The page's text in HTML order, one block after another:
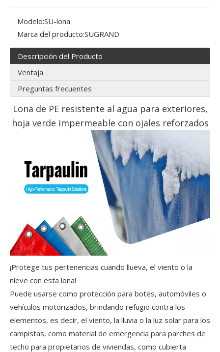
Modelo:SU-lona
Marca del producto:SUGRAND
Descripción del Producto
Ventaja
Preguntas frecuentes
Lona de PE resistente al agua para exteriores,
hoja verde impermeable con ojales reforzados
¡Protege tus pertenencias cuando llueva, el viento o la
nieve con esta lona!
Puede usarse como protección para botes, automóviles o
vehículos motorizados, brindando refugio contra los
elementos, es decir, el viento, la lluvia o la luz solar para los
campistas, como material de emergencia para parches de
techo para propietarios de viviendas, como cubierta